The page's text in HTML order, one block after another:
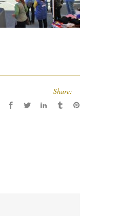
Share: